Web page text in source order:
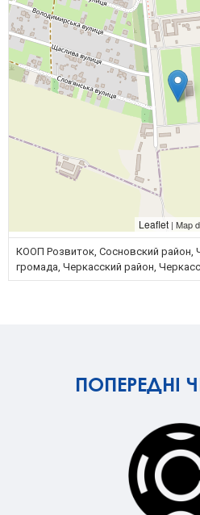
Leaflet | Map
КООП Розвиток, Сосновский район,
громада, Черкасский район,
ПОПЕРЕДНІ